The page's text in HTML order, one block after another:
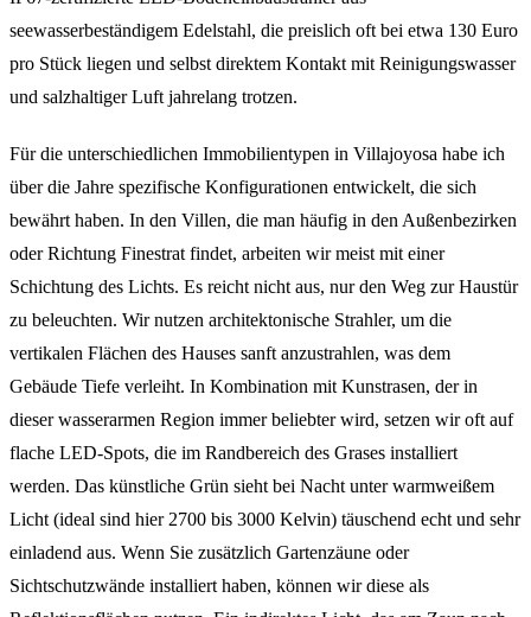
seewasserbeständigem Edelstahl, die preislich oft bei etwa 130 Euro
pro Stück liegen und selbst direktem Kontakt mit Reinigungswasser
und salzhaltiger Luft jahrelang trotzen.
Für die unterschiedlichen Immobilientypen in Villajoyosa habe ich
über die Jahre spezifische Konfigurationen entwickelt, die sich
bewährt haben. In den Villen, die man häufig in den Außenbezirken
oder Richtung Finestrat findet, arbeiten wir meist mit einer
Schichtung des Lichts. Es reicht nicht aus, nur den Weg zur Haustür
zu beleuchten. Wir nutzen architektonische Strahler, um die
vertikalen Flächen des Hauses sanft anzustrahlen, was dem
Gebäude Tiefe verleiht. In Kombination mit Kunstrasen, der in
dieser wasserarmen Region immer beliebter wird, setzen wir oft auf
flache LED-Spots, die im Randbereich des Grases installiert
werden. Das künstliche Grün sieht bei Nacht unter warmweißem
Licht (ideal sind hier 2700 bis 3000 Kelvin) täuschend echt und sehr
einladend aus. Wenn Sie zusätzlich Gartenzäune oder
Sichtschutzwände installiert haben, können wir diese als